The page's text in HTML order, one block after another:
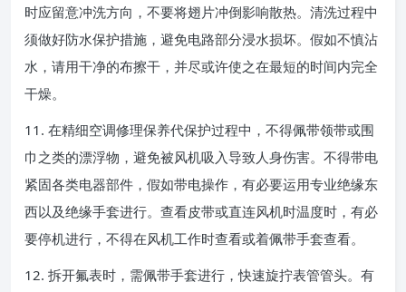
时应留意冲洗方向，不要将翅片冲倒影响散热。清洗过程中
须做好防水保护措施，避免电路部分浸水损坏。假如不慎沾
水，请用干净的布擦干，并尽或许使之在最短的时间内完全
干燥。
11. 在精细空调修理保养代保护过程中，不得佩带领带或围
巾之类的漂浮物，避免被风机吸入导致人身伤害。不得带电
紧固各类电器部件，假如带电操作，有必要运用专业绝缘东
西以及绝缘手套进行。查看皮带或直连风机时温度时，有必
要停机进行，不得在风机工作时查看或着佩带手套查看。
12. 拆开氟表时，需佩带手套进行，快速旋拧表管管头。有